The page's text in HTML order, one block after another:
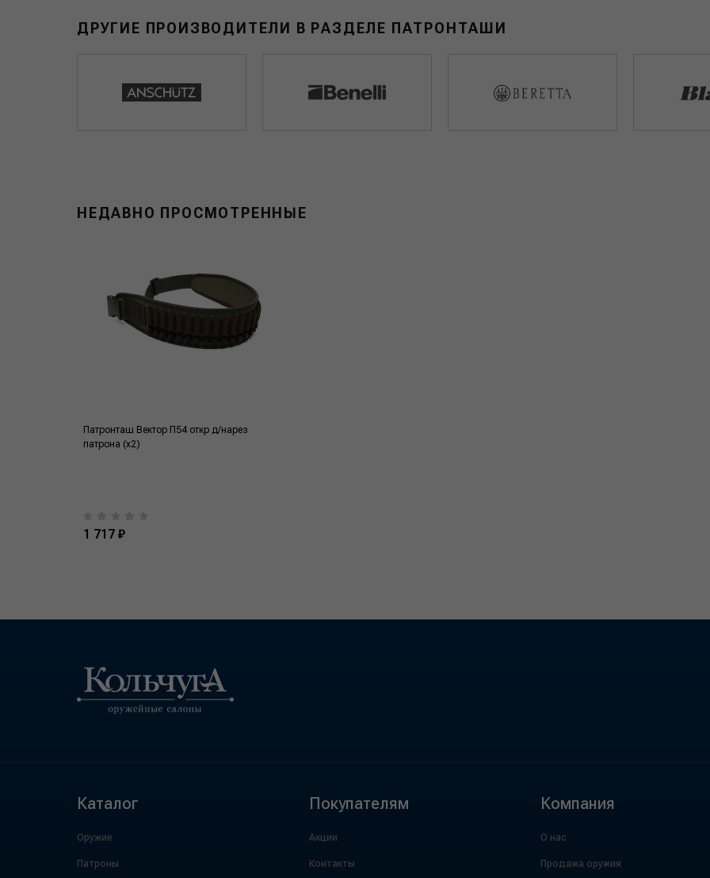
ДРУГИЕ ПРОИЗВОДИТЕЛИ В РАЗДЕЛЕ ПАТРОНТАШИ
НЕДАВНО ПРОСМОТРЕННЫЕ
Патронташ Вектор П54 откр д/нарез
патрона (х2)
1 717 ₽
Каталог
Оружие
Патроны
Покупателям
Акции
Контакты
Компания
О нас
Продажа оружия